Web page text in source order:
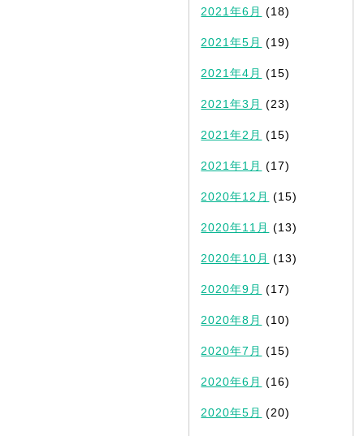
2021年6月 (18)
2021年5月 (19)
2021年4月 (15)
2021年3月 (23)
2021年2月 (15)
2021年1月 (17)
2020年12月 (15)
2020年11月 (13)
2020年10月 (13)
2020年9月 (17)
2020年8月 (10)
2020年7月 (15)
2020年6月 (16)
2020年5月 (20)